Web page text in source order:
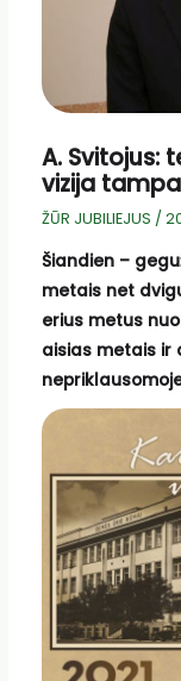
A. Svitojus:
vizija
ŽŪR JUBILIEJUS /
Šiandien –
metais net
erius metus
aisias metais ir